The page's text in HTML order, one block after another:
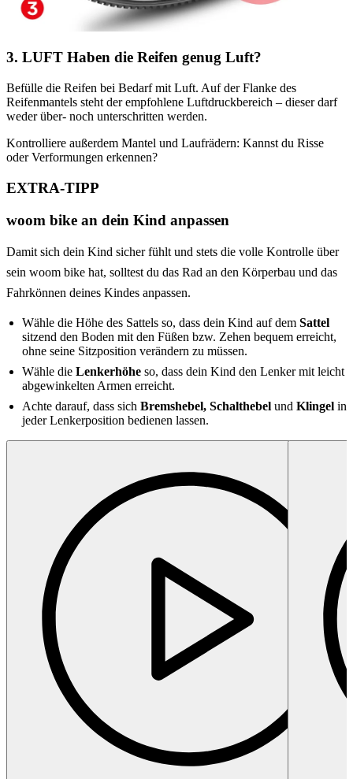
3. LUFT Haben die Reifen genug Luft?
Befülle die Reifen bei Bedarf mit Luft. Auf der Flanke des
Reifenmantels steht der empfohlene Luftdruckbereich – dieser darf
weder über- noch unterschritten werden.
Kontrolliere außerdem Mantel und Laufrädern: Kannst du Risse
oder Verformungen erkennen?
EXTRA-TIPP
woom bike an dein Kind anpassen
Damit sich dein Kind sicher fühlt und stets die volle Kontrolle über
sein woom bike hat, solltest du das Rad an den Körperbau und das
Fahrkönnen deines Kindes anpassen.
Wähle die Höhe des Sattels so, dass dein Kind auf dem Sattel
sitzend den Boden mit den Füßen bzw. Zehen bequem erreicht,
ohne seine Sitzposition verändern zu müssen.
Wähle die Lenkerhöhe so, dass dein Kind den Lenker mit leicht
abgewinkelten Armen erreicht.
Achte darauf, dass sich Bremshebel, Schalthebel und Klingel in
jeder Lenkerposition bedienen lassen.